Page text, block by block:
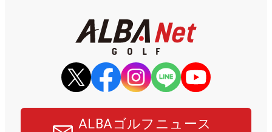
ALBAゴルフニュース